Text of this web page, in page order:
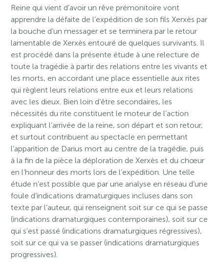
Reine qui vient d’avoir un rêve prémonitoire vont
apprendre la défaite de l’expédition de son fils Xerxès par
la bouche d’un messager et se terminera par le retour
lamentable de Xerxès entouré de quelques survivants. Il
est procédé dans la présente étude à une relecture de
toute la tragédie à partir des relations entre les vivants et
les morts, en accordant une place essentielle aux rites
qui règlent leurs relations entre eux et leurs relations
avec les dieux. Bien loin d’être secondaires, les
nécessités du rite constituent le moteur de l’action
expliquant l’arrivée de la reine, son départ et son retour,
et surtout contribuent au spectacle en permettant
l’apparition de Darius mort au centre de la tragédie, puis
à la fin de la pièce la déploration de Xerxès et du chœur
en l’honneur des morts lors de l’expédition. Une telle
étude n’est possible que par une analyse en réseau d’une
foule d’indications dramaturgiques incluses dans son
texte par l’auteur, qui renseignent soit sur ce qui se passe
(indications dramaturgiques contemporaines), soit sur ce
qui s’est passé (indications dramaturgiques régressives),
soit sur ce qui va se passer (indications dramaturgiques
progressives).